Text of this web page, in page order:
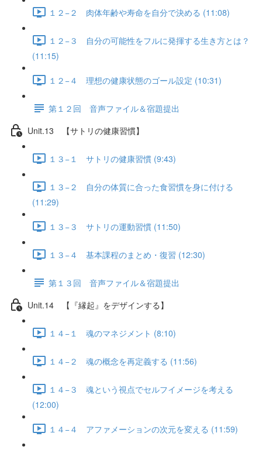
１２−２ 肉体年齢や寿命を自分で決める (11:08)
１２−３ 自分の可能性をフルに発揮する生き方とは？
(11:15)
１２−４ 理想の健康状態のゴール設定 (10:31)
第１２回 音声ファイル＆宿題提出
Unit.13 【サトリの健康習慣】
１３−１ サトリの健康習慣 (9:43)
１３−２ 自分の体質に合った食習慣を身に付ける
(11:29)
１３−３ サトリの運動習慣 (11:50)
１３−４ 基本課程のまとめ・復習 (12:30)
第１３回 音声ファイル＆宿題提出
Unit.14 【『縁起』をデザインする】
１４−１ 魂のマネジメント (8:10)
１４−２ 魂の概念を再定義する (11:56)
１４−３ 魂という視点でセルフイメージを考える
(12:00)
１４−４ アファメーションの次元を変える (11:59)